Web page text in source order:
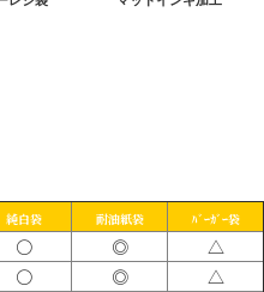
純白袋 耐油紙袋 ﾊﾞｰｶﾞｰ袋
〇 ◎ △
〇 ◎ △